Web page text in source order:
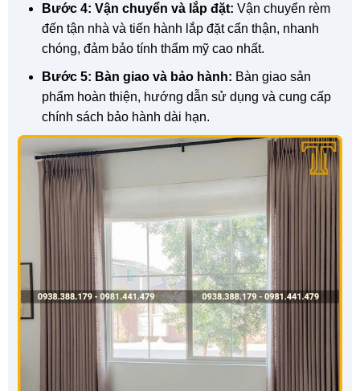
Bước 4: Vận chuyển và lắp đặt: Vận chuyển rèm
đến tận nhà và tiến hành lắp đặt cẩn thận, nhanh
chóng, đảm bảo tính thẩm mỹ cao nhất.
Bước 5: Bàn giao và bảo hành: Bàn giao sản
phẩm hoàn thiện, hướng dẫn sử dụng và cung cấp
chính sách bảo hành dài hạn.